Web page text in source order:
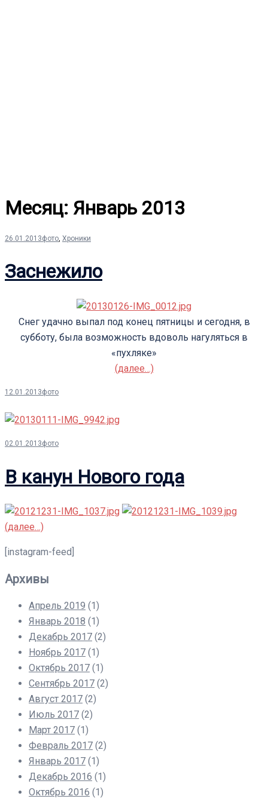
Месяц: Январь 2013
26.01.2013фото, Хроники
Заснежило
Снег удачно выпал под конец пятницы и сегодня, в
субботу, была возможность вдоволь нагуляться в
«пухляке»
(далее…)
12.01.2013фото
02.01.2013фото
В канун Нового года
(далее…)
[instagram-feed]
Архивы
Апрель 2019 (1)
Январь 2018 (1)
Декабрь 2017 (2)
Ноябрь 2017 (1)
Октябрь 2017 (1)
Сентябрь 2017 (2)
Август 2017 (2)
Июль 2017 (2)
Март 2017 (1)
Февраль 2017 (2)
Январь 2017 (1)
Декабрь 2016 (1)
Октябрь 2016 (1)